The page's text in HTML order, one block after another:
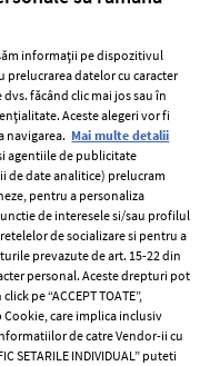
si conditii
de
de cookies
informații pe dispozitivul
datelor cu caracter
făcând clic mai jos sau în
Aceste alegeri vor fi
navigarea. Mai multe detalii
agentiile de publicitate
de date analitice) prelucram
pentru a personaliza
de interesele si/sau profilul
de socializare si pentru a
prevazute de art. 15-22 din
personal. Aceste drepturi pot
click pe “ACCEPT TOATE”,
care implica inclusiv
de catre Vendor-ii cu
SETARILE INDIVIDUAL” puteti